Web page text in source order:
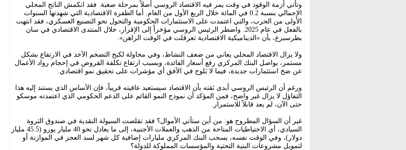
وتأتي أزمة الوقود في وقت يمر فيه الاقتصاد الروسي أصلاً بمرحلة صعبة. فقد انكمش الناتج المحلي
الإجمالي بنسبة 0.2 في المائة خلال الربع الأول من العام. أما الطفرة الاقتصادية التي شهدتها السنوات
الأولى من الحرب، والتي اعتمدت على الاستثمارات الحكومية والتحول نحو التصنيع العسكري، فقد انتهت
بالفعل في عام 2025. واضطر الرئيس الروسي مؤخراً إلى الإقرار، خلال المنتدى الاقتصادي في سان
بطرسبرغ، بأن «الديناميكية الاقتصادية تعرقلت في الوقت الراهن».
ولا يزال الاقتصاد المحلي يعاني من ضعف النشاط، وفي محاولة لكبح التضخم الآخذ في الارتفاع بشكل
مستمر، يواصل البنك المركزي رفع أسعار الفائدة، ويسبب ارتفاع تكلفة القروض في إحجام رواد الأعمال
عن ضخ استثمارات جديدة، فيما لا يَلوح في الأفق أي مؤشرات على تحقيق نمو اقتصادي.
ورغم أن الرئيس الروسي أبدى ثقته بأن الاقتصاد سيستعيد عافيته قريباً، فإن الأساس الذي يستند إليه هذا
التفاؤل لا يزال غير واضح، فمن المؤكد أن نموذج النمو القائم على الدعم الحكومي الذي اعتمدته موسكو
حتى الآن، لم يعد قابلاً للاستمرار.
غير أن السؤال المطروح هو: من أين ستأتي الأموال؟ فقد تقلصت السيولة النقدية في صندوق الثروة
السيادي، أي الاحتياطيات المتاحة من الذهب والعملات الأجنبية، إلى ما يعادل نحو 40 مليار يورو (45.5 مليار
دولار)، وفي الوقت نفسه، يسحب البنك المركزي مليارات إضافية كل شهر لسد العجز في الموازنة أو
لتمويل مشروعات البنية التحتية والمؤسسات المملوكة للدولة؟